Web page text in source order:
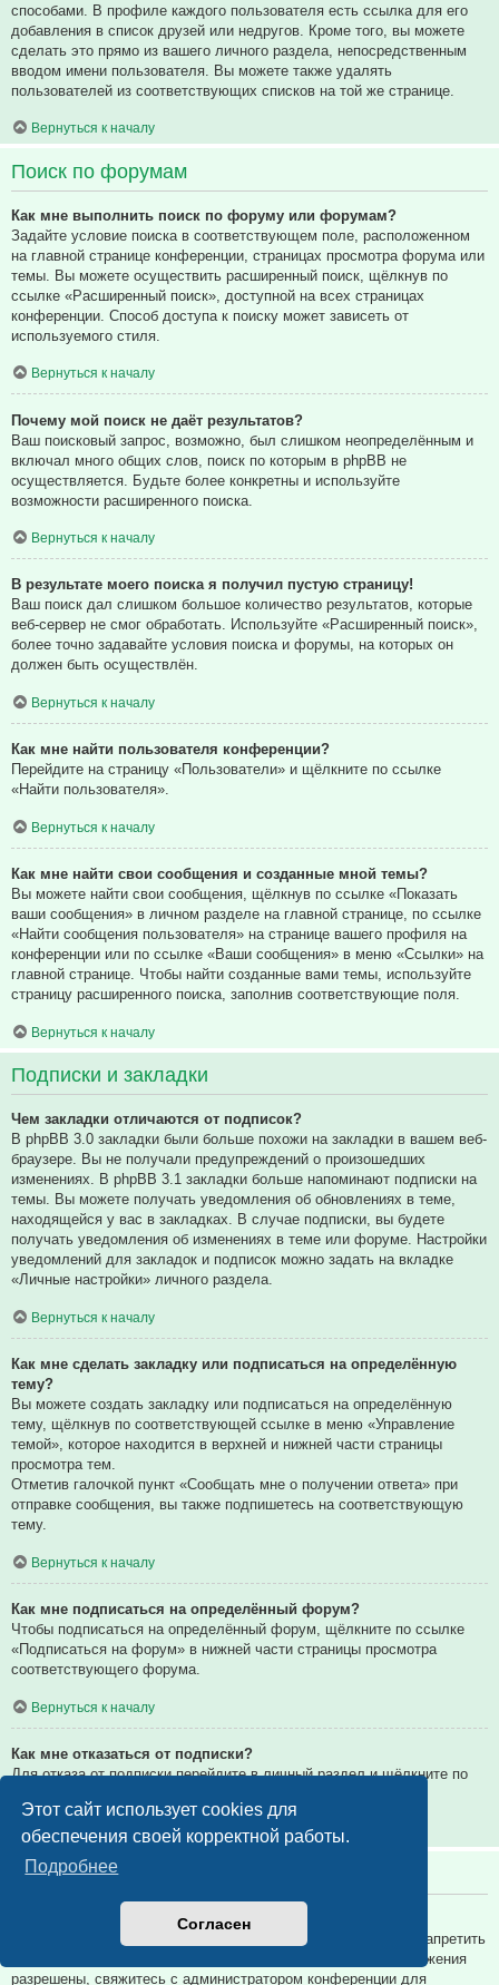
Этот сайт использует cookies для
обеспечения своей корректной работы.
Подробнее
Согласен
способами. В профиле каждого пользователя есть ссылка для его
добавления в список друзей или недругов. Кроме того, вы можете
сделать это прямо из вашего личного раздела, непосредственным
вводом имени пользователя. Вы можете также удалять
пользователей из соответствующих списков на той же странице.
Вернуться к началу
Поиск по форумам
Как мне выполнить поиск по форуму или форумам?
Задайте условие поиска в соответствующем поле, расположенном
на главной странице конференции, страницах просмотра форума или
темы. Вы можете осуществить расширенный поиск, щёлкнув по
ссылке «Расширенный поиск», доступной на всех страницах
конференции. Способ доступа к поиску может зависеть от
используемого стиля.
Вернуться к началу
Почему мой поиск не даёт результатов?
Ваш поисковый запрос, возможно, был слишком неопределённым и
включал много общих слов, поиск по которым в phpBB не
осуществляется. Будьте более конкретны и используйте
возможности расширенного поиска.
Вернуться к началу
В результате моего поиска я получил пустую страницу!
Ваш поиск дал слишком большое количество результатов, которые
веб-сервер не смог обработать. Используйте «Расширенный поиск»,
более точно задавайте условия поиска и форумы, на которых он
должен быть осуществлён.
Вернуться к началу
Как мне найти пользователя конференции?
Перейдите на страницу «Пользователи» и щёлкните по ссылке
«Найти пользователя».
Вернуться к началу
Как мне найти свои сообщения и созданные мной темы?
Вы можете найти свои сообщения, щёлкнув по ссылке «Показать
ваши сообщения» в личном разделе на главной странице, по ссылке
«Найти сообщения пользователя» на странице вашего профиля на
конференции или по ссылке «Ваши сообщения» в меню «Ссылки» на
главной странице. Чтобы найти созданные вами темы, используйте
страницу расширенного поиска, заполнив соответствующие поля.
Вернуться к началу
Подписки и закладки
Чем закладки отличаются от подписок?
В phpBB 3.0 закладки были больше похожи на закладки в вашем веб-
браузере. Вы не получали предупреждений о произошедших
изменениях. В phpBB 3.1 закладки больше напоминают подписки на
темы. Вы можете получать уведомления об обновлениях в теме,
находящейся у вас в закладках. В случае подписки, вы будете
получать уведомления об изменениях в теме или форуме. Настройки
уведомлений для закладок и подписок можно задать на вкладке
«Личные настройки» личного раздела.
Вернуться к началу
Как мне сделать закладку или подписаться на определённую
тему?
Вы можете создать закладку или подписаться на определённую
тему, щёлкнув по соответствующей ссылке в меню «Управление
темой», которое находится в верхней и нижней части страницы
просмотра тем.
Отметив галочкой пункт «Сообщать мне о получении ответа» при
отправке сообщения, вы также подпишетесь на соответствующую
тему.
Вернуться к началу
Как мне подписаться на определённый форум?
Чтобы подписаться на определённый форум, щёлкните по ссылке
«Подписаться на форум» в нижней части страницы просмотра
соответствующего форума.
Вернуться к началу
Как мне отказаться от подписки?
Для отказа от подписки перейдите в личный раздел и щёлкните по
Вернуться к началу
Вложения
Какие вложения разрешены на этой конференции?
Администратор каждой конференции может разрешить или запретить
определённые типы вложений. Если вы не знаете, какие вложения
разрешены, свяжитесь с администратором конференции для